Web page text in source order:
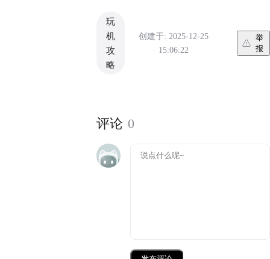
玩
机
攻
略
创建于: 2025-12-25
15:06:22
举
报
评论 0